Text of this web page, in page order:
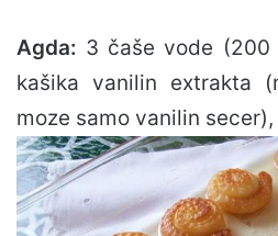
Agda: 3 čaše vode (200
kašika vanilin extrakta
moze samo vanilin